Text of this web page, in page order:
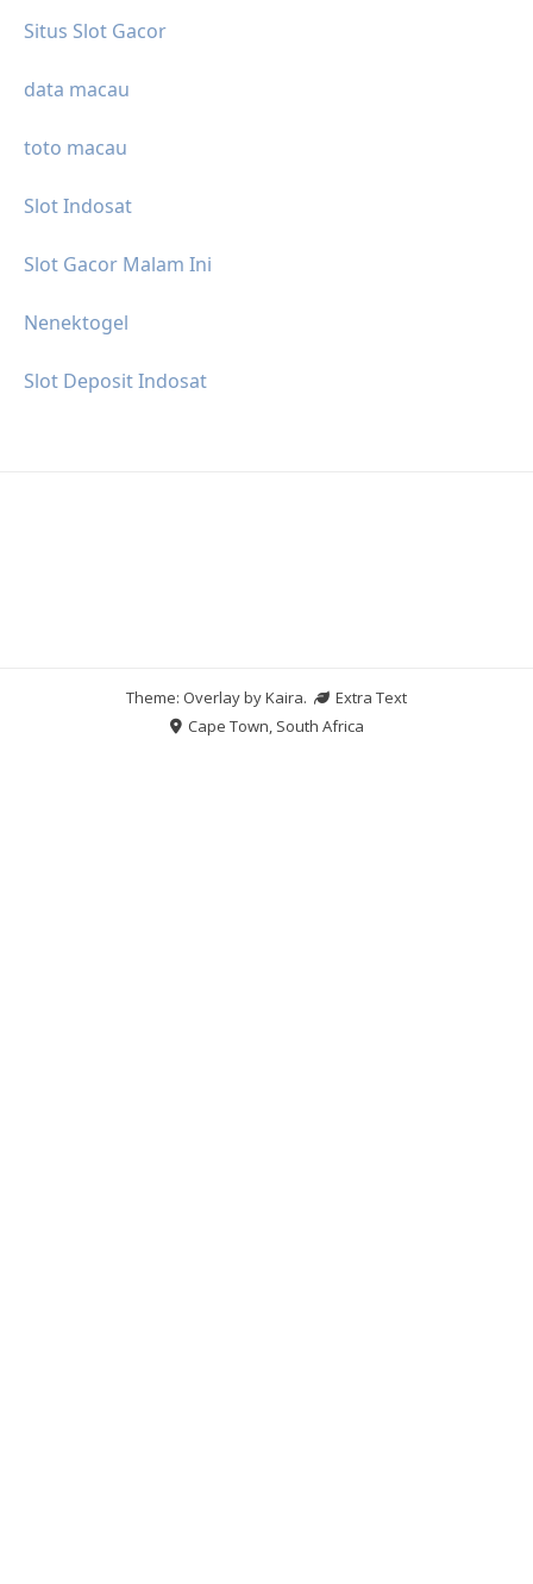
Situs Slot Gacor
data macau
toto macau
Slot Indosat
Slot Gacor Malam Ini
Nenektogel
Slot Deposit Indosat
Theme: Overlay byKaira.
Extra Text
Cape Town, South Africa